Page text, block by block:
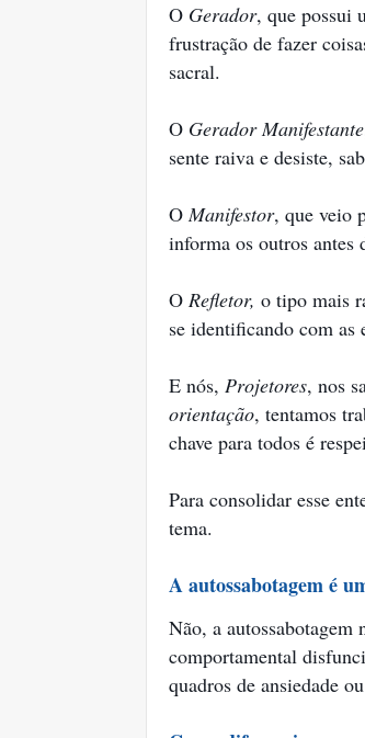
O Gerador, que possui
frustração de fazer
sacral.
O Gerador Manifestante
sente raiva e desiste,
OManifestor, que veio
informa os outros antes
O Refletor, o tipo mais
se identificando com as
E nós, Projetores, nos
orientação, tentamos
chave para todos é
Para consolidar esse
tema.
A autossabotagem é
Não, a autossabotagem
comportamental
quadros de ansiedade